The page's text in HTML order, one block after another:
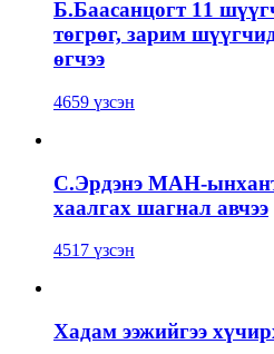
Б.Баасанцогт 11
төгрөг, зарим
өгчээ
4659 үзсэн
С.Эрдэнэ МАН-
хаалгах шагнал авчээ
4517 үзсэн
Хадам ээжийгээ